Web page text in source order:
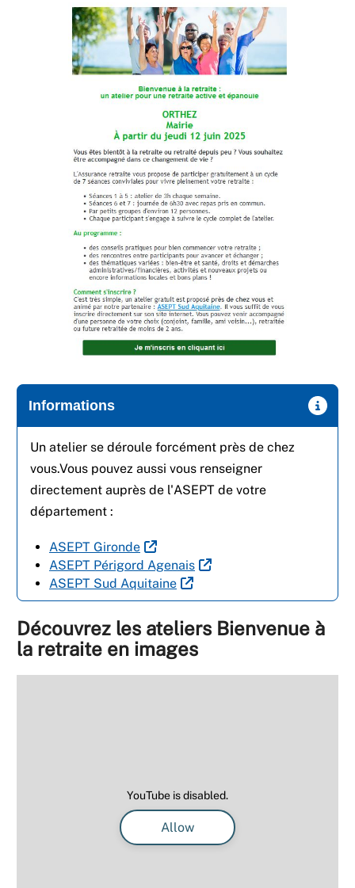
Informations
Un atelier se déroule forcément près de chez
vous.Vous pouvez aussi vous renseigner
directement auprès de l'ASEPT de votre
département :
ASEPT Gironde
ASEPT Périgord Agenais
ASEPT Sud Aquitaine
Découvrez les ateliers Bienvenue à
la retraite en images
YouTube is disabled.
Allow